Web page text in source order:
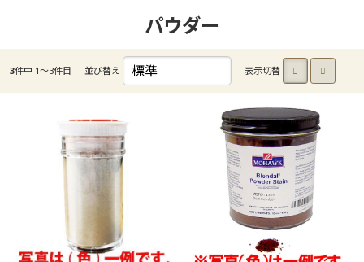
パウダー
3件中 1〜3件目 並び替え 表示切替